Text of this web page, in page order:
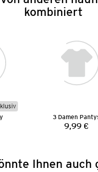
kombiniert
3 Damen
Preis:
9,99 €
Ihnen auch